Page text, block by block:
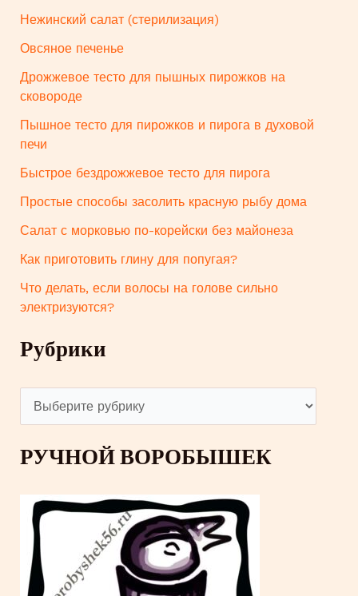
Нежинский салат (стерилизация)
Овсяное печенье
Дрожжевое тесто для пышных пирожков на
сковороде
Пышное тесто для пирожков и пирога в духовой
печи
Быстрое бездрожжевое тесто для пирога
Простые способы засолить красную рыбу дома
Салат с морковью по-корейски без майонеза
Как приготовить глину для попугая?
Что делать, если волосы на голове сильно
электризуются?
Рубрики
у
б
РУЧНОЙ ВОРОБЫШЕК